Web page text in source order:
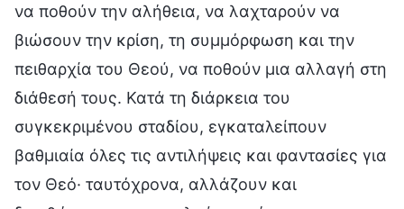
να ποθούν την αλήθεια, να λαχταρούν να
βιώσουν την κρίση, τη συμμόρφωση και την
πειθαρχία του Θεού, να ποθούν μια αλλαγή στη
διάθεσή τους. Κατά τη διάρκεια του
συγκεκριμένου σταδίου, εγκαταλείπουν
βαθμιαία όλες τις αντιλήψεις και φαντασίες για
τον Θεό· ταυτόχρονα, αλλάζουν και